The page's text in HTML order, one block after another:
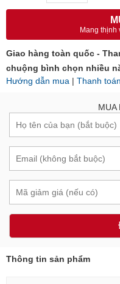
Mang thịnh
Giao hàng toàn quốc -
chuộng bình chọn nhiều
Hướng dẫn mua | Thanh toán
MUA
Thông tin sản phẩm